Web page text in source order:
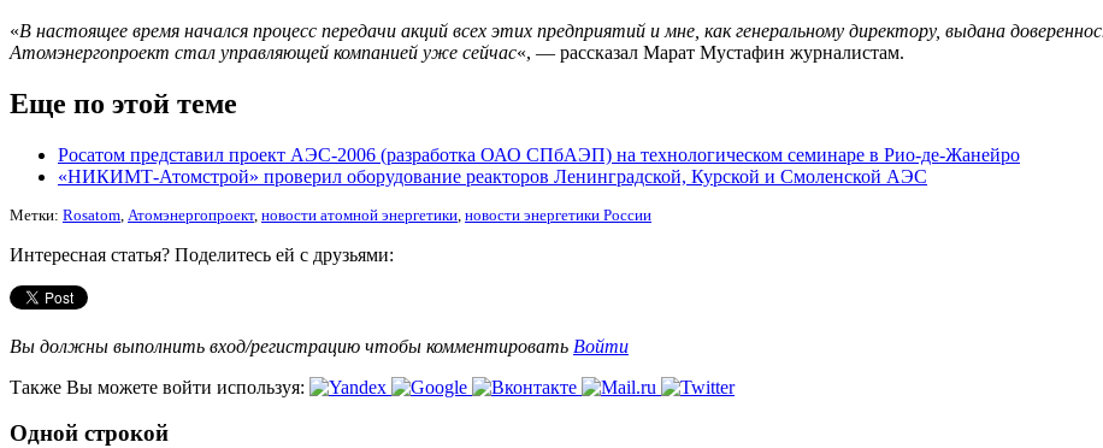
«В настоящее время начался процесс передачи акций всех этих предприятий и мне, как генеральному директору, выдана
Атомэнергопроект стал управляющей компанией уже сейчас«, — рассказал Марат Мустафин журналистам.
Еще по этой теме
Росатом представил проект АЭС-2006 (разработка ОАО СПбАЭП) на технологическом семинаре в Рио-де-Жанейро
«НИКИМТ-Атомстрой» проверил оборудование реакторов Ленинградской, Курской и Смоленской АЭС
Метки: Rosatom Атомэнергопроект, новости атомной энергетики новости энергетики России
Интересная статья? Поделитесь ей с друзьями:
Вы должны выполнить вход/регистрацию чтобы комментировать Войти
Также Вы можете войти используя:
Одной строкой